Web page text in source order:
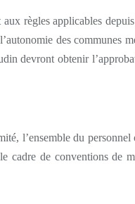
règles applicables
des communes
devront obtenir
l’ensemble du personnel
cadre de conventions de